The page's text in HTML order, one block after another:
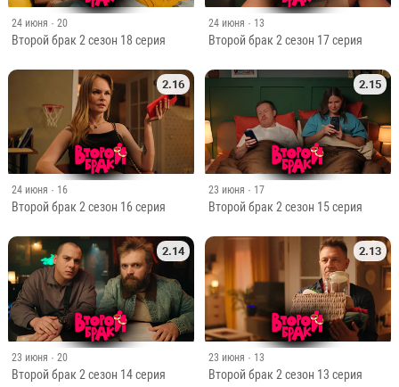
24 июня · 20
Второй брак 2 сезон 18 серия
24 июня · 13
Второй брак 2 сезон 17 серия
2.16
24 июня · 16
Второй брак 2 сезон 16 серия
2.15
23 июня · 17
Второй брак 2 сезон 15 серия
2.14
23 июня · 20
Второй брак 2 сезон 14 серия
2.13
23 июня · 13
Второй брак 2 сезон 13 серия